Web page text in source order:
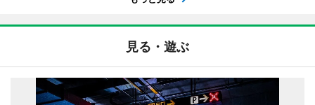
見る・遊ぶ